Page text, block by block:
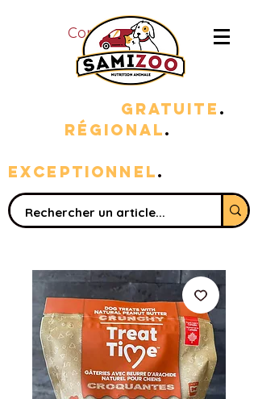
Connexion
GRATUITE .
RÉGIONAL.
EXCEPTIONNEL.